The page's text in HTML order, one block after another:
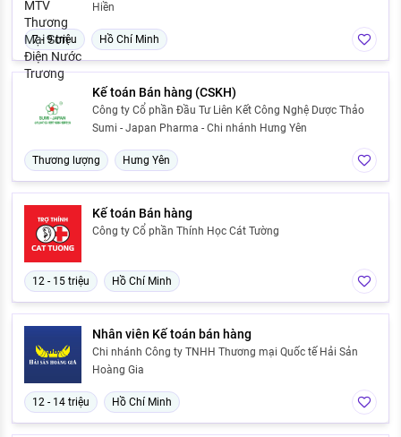
Hiền
7 - 9 triệu Hồ Chí Minh
Kế toán Bán hàng (CSKH)
Công ty Cổ phần Đầu Tư Liên Kết Công Nghệ Dược Thảo
Sumi - Japan Pharma - Chi nhánh Hưng Yên
Thương lượng Hưng Yên
Kế toán Bán hàng
Công ty Cổ phần Thính Học Cát Tường
12 - 15 triệu Hồ Chí Minh
Nhân viên Kế toán bán hàng
Chi nhánh Công ty TNHH Thương mại Quốc tế Hải Sản
Hoàng Gia
12 - 14 triệu Hồ Chí Minh